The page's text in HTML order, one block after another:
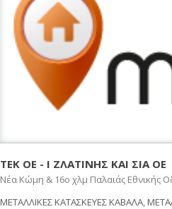
ΤΕΚ ΟΕ - Ι ΖΛΑΤΙΝΗΣ ΚΑΙ ΣΙΑ ΟΕ
Νέα Κώμη & 16ο χλμ Παλαιάς
ΜΕΤΑΛΛΙΚΕΣ ΚΑΤΑΣΚΕΥΕΣ ΚΑΒΑΛΑ,